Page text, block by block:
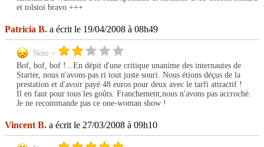
et tolstoi bravo +++
Patricia B. a écrit le 19/04/2008 à 08h49
Note =
Bof, bof, bof !...En dépit d'une critique unanime des internautes de
Starter, nous n'avons pas ri tout juste souri. Nous étions déçus de la
prestation et d'avoir payé 48 euros pour deux avec le tarfi attractif !
Il en faut pour tous les goûts. Franchement,nous n'avons pas accroché.
Je ne recommande pas ce one-woman show !
Vincent B. a écrit le 27/03/2008 à 09h10